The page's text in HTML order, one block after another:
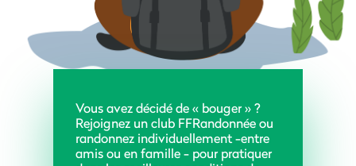
Vous avez décidé de « bouger » ?
Rejoignez un club FFRandonnée ou
randonnez individuellement -entre
amis ou en famille - pour pratiquer